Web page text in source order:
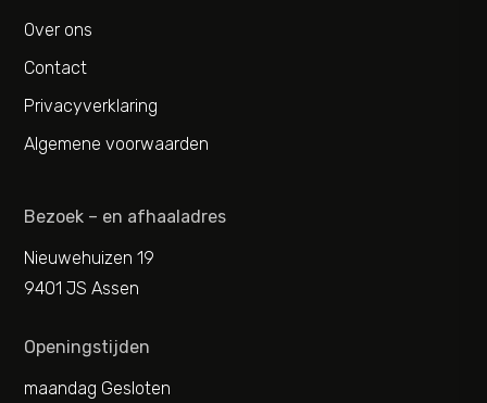
Over ons
Contact
Privacyverklaring
Algemene voorwaarden
Bezoek – en afhaaladres
Nieuwehuizen 19
9401 JS Assen
Openingstijden
maandag Gesloten